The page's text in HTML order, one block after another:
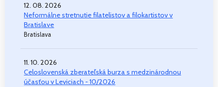
12. 08. 2026
Neformálne stretnutie filatelistov a filokartistov v
Bratislave
Bratislava
11. 10. 2026
Celoslovenská zberateľská burza s medzinárodnou
účasťou v Leviciach - 10/2026